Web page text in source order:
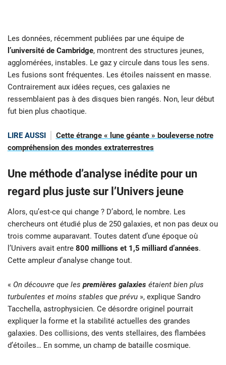
Les données, récemment publiées par une équipe de
l’université de Cambridge, montrent des structures jeunes,
agglomérées, instables. Le gaz y circule dans tous les sens.
Les fusions sont fréquentes. Les étoiles naissent en masse.
Contrairement aux idées reçues, ces galaxies ne
ressemblaient pas à des disques bien rangés. Non, leur début
fut bien plus chaotique.
LIRE AUSSI
Cette étrange « lune géante » bouleverse notre
compréhension des mondes extraterrestres
Une méthode d’analyse inédite pour un
regard plus juste sur l’Univers jeune
Alors, qu’est-ce qui change ? D’abord, le nombre. Les
chercheurs ont étudié plus de 250 galaxies, et non pas deux ou
trois comme auparavant. Toutes datent d’une époque où
l’Univers avait entre 800 millions et 1,5 milliard d’années.
Cette ampleur d’analyse change tout.
« On découvre que les premières galaxies étaient bien plus
turbulentes et moins stables que prévu », explique Sandro
Tacchella, astrophysicien. Ce désordre originel pourrait
expliquer la forme et la stabilité actuelles des grandes
galaxies. Des collisions, des vents stellaires, des flambées
d’étoiles… En somme, un champ de bataille cosmique.